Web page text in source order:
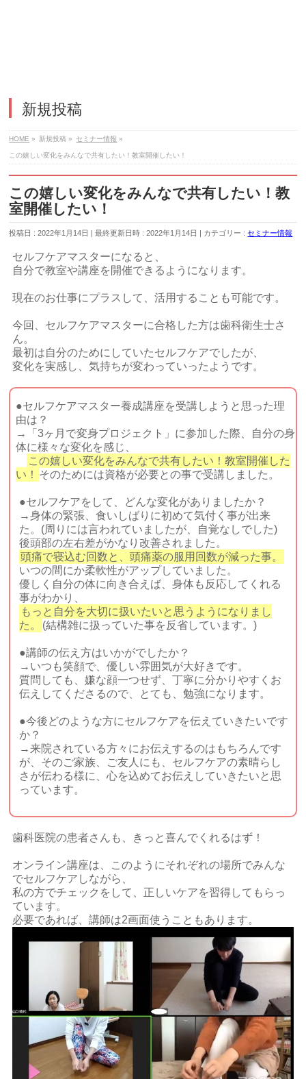
新規投稿
HOME » 新規投稿 » セミナー情報 »
この嬉しい変化をみんなで共有したい！教室開催したい！
この嬉しい変化をみんなで共有したい！教
室開催したい！
投稿日 : 2022年1月14日 最終更新日時 : 2022年1月14日 カテゴリー :セミナー情報
セルフケアマスターになると、
自分で教室や講座を開催できるようになります。
現在のお仕事にプラスして、活用することも可能です。
今回、セルフケアマスターに合格した方は歯科衛生士さ
ん。
最初は自分のためにしていたセルフケアでしたが、
変化を実感し、気持ちが変わっていったようです。
●セルフケアマスター養成講座を受講しようと思った理
由は？
→「3ヶ月で変身プロジェクト」に参加した際、自分の身
体に様々な変化を感じ、
この嬉しい変化をみんなで共有したい！教室開催した
い！ そのためには資格が必要との事で受講しました。
●セルフケアをして、どんな変化がありましたか？
→身体の緊張、食いしばりに初めて気付く事が出来
た。(周りには言われていましたが、自覚なしでした)
後頭部の左右差がかなり改善されました。
頭痛で寝込む回数と、頭痛薬の服用回数が減った事。
いつの間にか柔軟性がアップしていました。
優しく自分の体に向き合えば、身体も反応してくれる
事がわかり、
もっと自分を大切に扱いたいと思うようになりまし
た。
(結構雑に扱っていた事を反省しています。)
●講師の伝え方はいかがでしたか？
→いつも笑顔で、優しい雰囲気が大好きです。
質問しても、嫌な顔一つせず、丁寧に分かりやすくお
伝えしてくださるので、とても、勉強になります。
●今後どのような方にセルフケアを伝えていきたいです
か？
→来院されている方々にお伝えするのはもちろんです
が、そのご家族、ご友人にも、セルフケアの素晴らし
さが伝わる様に、心を込めてお伝えしていきたいと思
っています。
歯科医院の患者さんも、きっと喜んでくれるはず！
オンライン講座は、このようにそれぞれの場所でみんな
でセルフケアしながら、
私の方でチェックをして、正しいケアを習得してもらっ
ています。
必要であれば、講師は2画面使うこともあります。